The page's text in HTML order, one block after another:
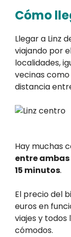
Cómo
Llegar a Linz
viajando por
localidades,
vecinas como
distancia
Hay muchas
entre
15 minutos.
El precio del
euros en
viajes y todos
cómodos.